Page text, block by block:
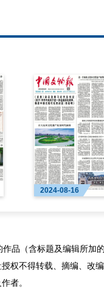
2024-08-16
品（含标题及编辑所加
权不得转载、摘编、改
者。